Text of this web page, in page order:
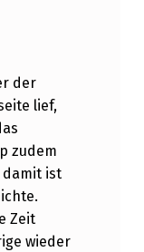
der
lief,
zudem
damit ist
Zeit
wieder